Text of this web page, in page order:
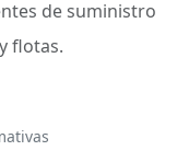
de suministro
flotas.